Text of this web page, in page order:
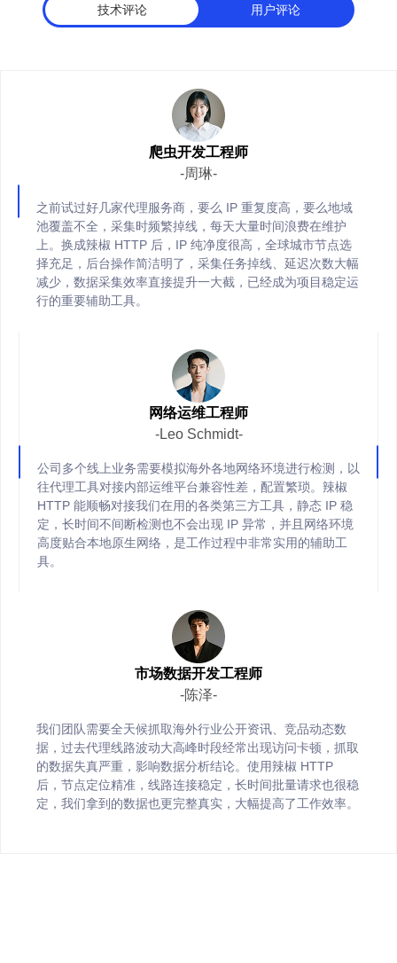
全场景多元业务适配能力
适配电子商务、品牌保护、市场调研等全部业务场景，动态 / 静
同业务并发需求。
技术评论 用户评论
爬虫开发工程师
-周琳-
之前试过好几家代理服务商，要么 IP 重复度高，要么地域
池覆盖不全，采集时频繁掉线，每天大量时间浪费在维护
上。换成辣椒 HTTP 后，IP 纯净度很高，全球城市节点选
择充足，后台操作简洁明了，采集任务掉线、延迟次数大幅
减少，数据采集效率直接提升一大截，已经成为项目稳定运
行的重要辅助工具。
网络运维工程师
-Leo Schmidt-
公司多个线上业务需要模拟海外各地网络环境进行检测，以
往代理工具对接内部运维平台兼容性差，配置繁琐。辣椒
HTTP 能顺畅对接我们在用的各类第三方工具，静态 IP 稳
定，长时间不间断检测也不会出现 IP 异常，并且网络环境
高度贴合本地原生网络，是工作过程中非常实用的辅助工
具。
市场数据开发工程师
-陈泽-
我们团队需要全天候抓取海外行业公开资讯、竞品动态数
据，过去代理线路波动大高峰时段经常出现访问卡顿，抓取
的数据失真严重，影响数据分析结论。使用辣椒 HTTP
后，节点定位精准，线路连接稳定，长时间批量请求也很稳
定，我们拿到的数据也更完整真实，大幅提高了工作效率。